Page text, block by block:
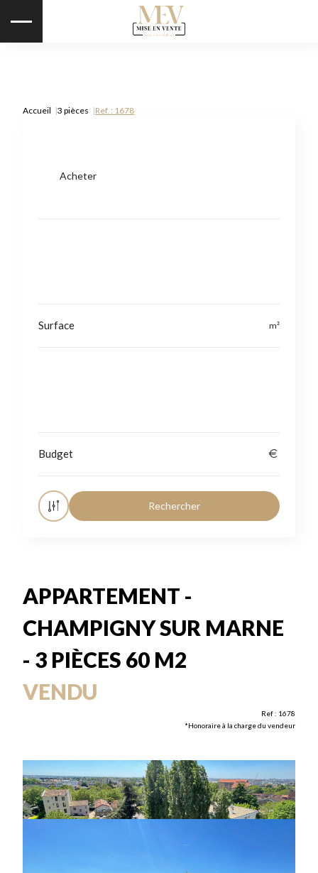
Accueil 3 pièces Ref. : 1678
Acheter
APPARTEMENT -
CHAMPIGNY SUR MARNE
- 3 PIÈCES 60 M2
VENDU
Ref : 1678
*Honoraire à la charge du vendeur